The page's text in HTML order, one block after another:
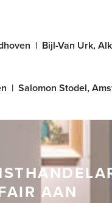
| Bijl-Van Urk,
| Salomon Stodel,
AAN